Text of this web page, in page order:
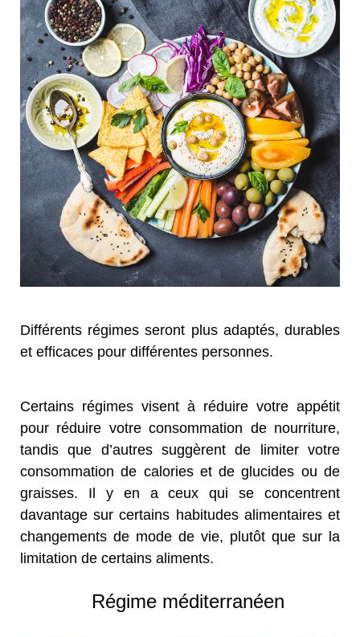
Différents régimes seront plus adaptés, durables
et efficaces pour différentes personnes.
Certains régimes visent à réduire votre appétit
pour réduire votre consommation de nourriture,
tandis que d’autres suggèrent de limiter votre
consommation de calories et de glucides ou de
graisses. Il y en a ceux qui se concentrent
davantage sur certains habitudes alimentaires et
changements de mode de vie, plutôt que sur la
limitation de certains aliments.
Régime méditerranéen